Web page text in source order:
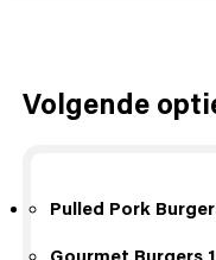
Volgende
Pulled Pork